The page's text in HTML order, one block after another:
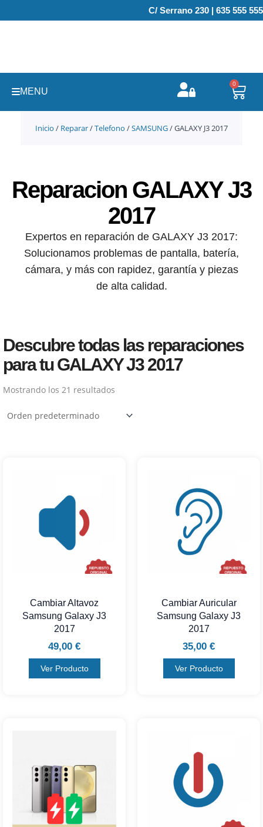
al
C/ Serrano 230 | 635 555 555
MENU
0
Inicio / Reparar/Telefono /SAMSUNG/ GALAXY J3 2017
Reparacion GALAXY J3
2017
Expertos en reparación de GALAXY J3 2017:
Solucionamos problemas de pantalla, batería,
cámara, y más con rapidez, garantía y piezas
de alta calidad.
Descubre todas las reparaciones
para tu GALAXY J3 2017
Mostrando los 21 resultados
Cambiar Altavoz
Samsung Galaxy J3
2017
49,00 €
Ver Producto
Cambiar Auricular
Samsung Galaxy J3
2017
35,00 €
Ver Producto